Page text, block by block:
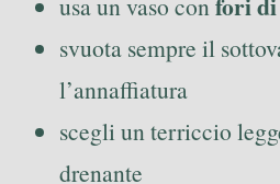
svuota sempre il
l’annaffiatura
scegli un terriccio
drenante